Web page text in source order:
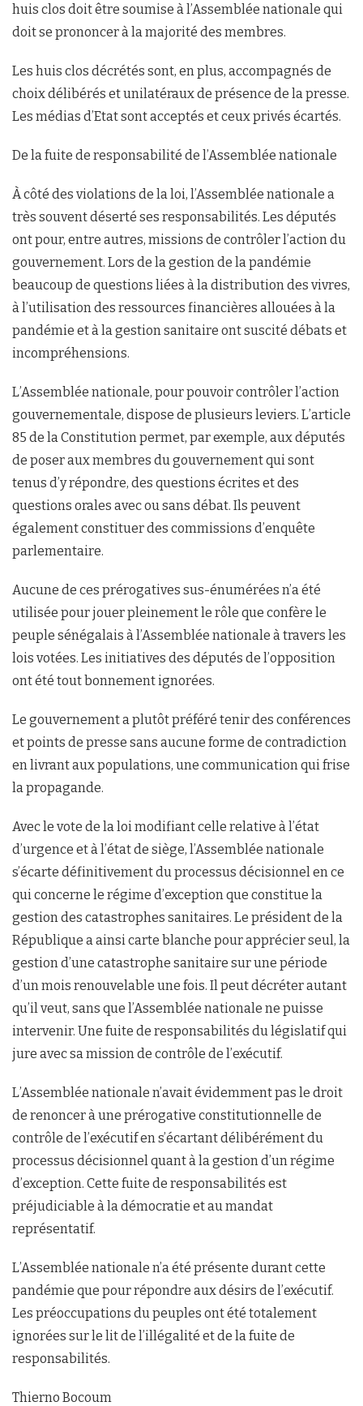
huis clos doit être soumise à l’Assemblée nationale qui
doit se prononcer à la majorité des membres.
Les huis clos décrétés sont, en plus, accompagnés de
choix délibérés et unilatéraux de présence de la presse.
Les médias d’Etat sont acceptés et ceux privés écartés.
De la fuite de responsabilité de l’Assemblée nationale
À côté des violations de la loi, l’Assemblée nationale a
très souvent déserté ses responsabilités. Les députés
ont pour, entre autres, missions de contrôler l’action du
gouvernement. Lors de la gestion de la pandémie
beaucoup de questions liées à la distribution des vivres,
à l’utilisation des ressources financières allouées à la
pandémie et à la gestion sanitaire ont suscité débats et
incompréhensions.
L’Assemblée nationale, pour pouvoir contrôler l’action
gouvernementale, dispose de plusieurs leviers. L’article
85 de la Constitution permet, par exemple, aux députés
de poser aux membres du gouvernement qui sont
tenus d’y répondre, des questions écrites et des
questions orales avec ou sans débat. Ils peuvent
également constituer des commissions d’enquête
parlementaire.
Aucune de ces prérogatives sus-énumérées n’a été
utilisée pour jouer pleinement le rôle que confère le
peuple sénégalais à l’Assemblée nationale à travers les
lois votées. Les initiatives des députés de l’opposition
ont été tout bonnement ignorées.
Le gouvernement a plutôt préféré tenir des conférences
et points de presse sans aucune forme de contradiction
en livrant aux populations, une communication qui frise
la propagande.
Avec le vote de la loi modifiant celle relative à l’état
d’urgence et à l’état de siège, l’Assemblée nationale
s’écarte définitivement du processus décisionnel en ce
qui concerne le régime d’exception que constitue la
gestion des catastrophes sanitaires. Le président de la
République a ainsi carte blanche pour apprécier seul, la
gestion d’une catastrophe sanitaire sur une période
d’un mois renouvelable une fois. Il peut décréter autant
qu’il veut, sans que l’Assemblée nationale ne puisse
intervenir. Une fuite de responsabilités du législatif qui
jure avec sa mission de contrôle de l’exécutif.
L’Assemblée nationale n’avait évidemment pas le droit
de renoncer à une prérogative constitutionnelle de
contrôle de l’exécutif en s’écartant délibérément du
processus décisionnel quant à la gestion d’un régime
d’exception. Cette fuite de responsabilités est
préjudiciable à la démocratie et au mandat
représentatif.
L’Assemblée nationale n’a été présente durant cette
pandémie que pour répondre aux désirs de l’exécutif.
Les préoccupations du peuples ont été totalement
ignorées sur le lit de l’illégalité et de la fuite de
responsabilités.
Thierno Bocoum